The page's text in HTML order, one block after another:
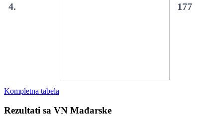
4. 177
Kompletna tabela
Rezultati sa VN Mađarske